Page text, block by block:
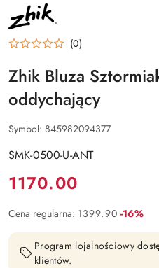
NAZWA
PRODUCENTA:
ZHIK
(0)
Zhik Bluza
oddychający
Symbol: 845982094377
SMK-0500-U-ANT
Cena:
1170.00
Cena regularna: 1399.90 Rabat:
-16%
Program lojalnościowy
klientów.